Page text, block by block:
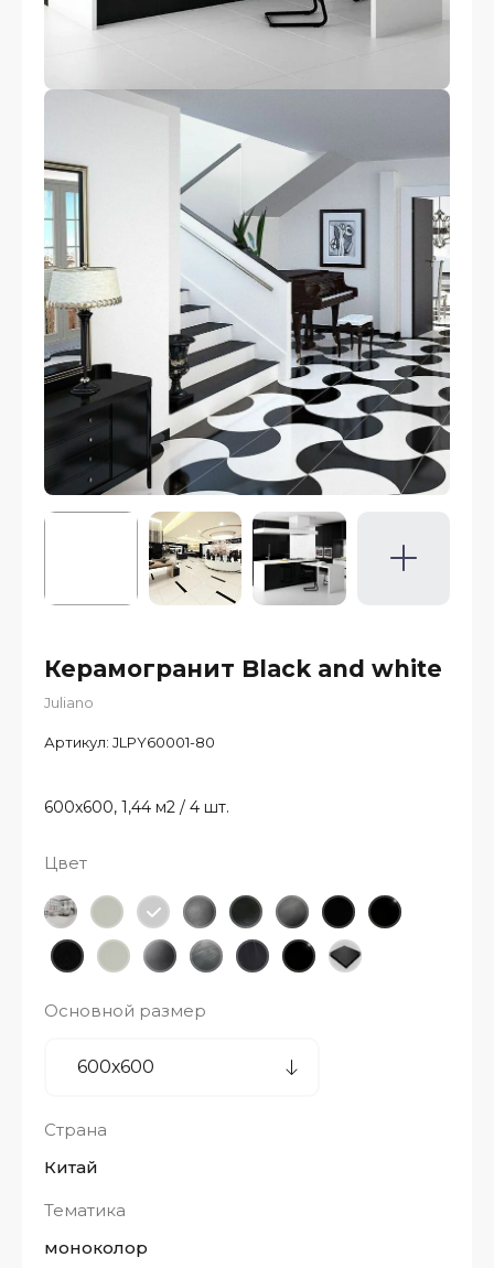
Керамогранит Black and white
Juliano
Артикул: JLPY60001-80
600х600, 1,44 м2 / 4 шт.
Цвет
Основной размер
Страна
Китай
Тематика
моноколор